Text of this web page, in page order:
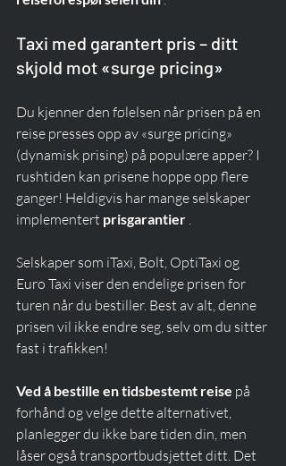
Taxi med garantert pris – ditt
skjold mot «surge pricing»
Du kjenner den følelsen når prisen på en
reise presses opp av «surge pricing»
(dynamisk prising) på populære apper? I
rushtiden kan prisene hoppe opp flere
ganger! Heldigvis har mange selskaper
implementert prisgarantier .
Selskaper som iTaxi, Bolt, OptiTaxi og
Euro Taxi viser den endelige prisen for
turen når du bestiller. Best av alt, denne
prisen vil ikke endre seg, selv om du sitter
fast i trafikken!
Ved å bestille en tidsbestemt reise på
forhånd og velge dette alternativet,
planlegger du ikke bare tiden din, men
låser også transportbudsjettet ditt. Det